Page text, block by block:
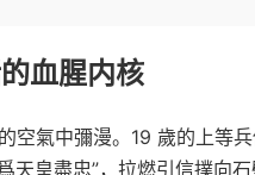
血腥内核
空氣中彌漫。19 歲的上等
天皇盡忠”，拉燃引信撲向